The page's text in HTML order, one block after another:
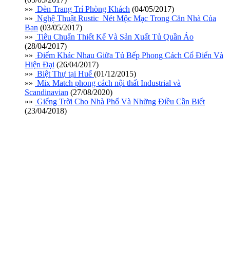
»» Đèn Trang Trí Phòng Khách (04/05/2017)
»» Nghệ Thuật Rustic_Nét Mộc Mạc Trong Căn Nhà Của
Bạn (03/05/2017)
»» Tiêu Chuẩn Thiết Kế Và Sản Xuất Tủ Quần Áo
(28/04/2017)
»» Điểm Khác Nhau Giữa Tủ Bếp Phong Cách Cổ Điển Và
Hiện Đại (26/04/2017)
»» Biệt Thự tại Huế (01/12/2015)
»» Mix Match phong cách nội thất Industrial và
Scandinavian (27/08/2020)
»» Giếng Trời Cho Nhà Phố Và Những Điều Cần Biết
(23/04/2018)